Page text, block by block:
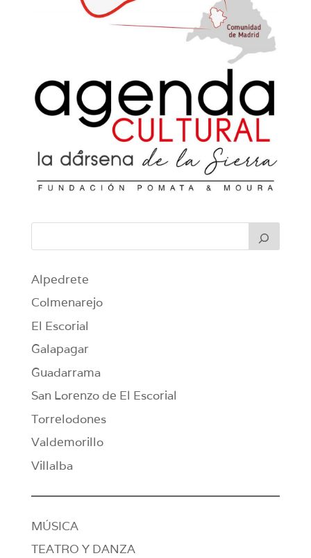
Alpedrete
Colmenarejo
El Escorial
Galapagar
Guadarrama
San Lorenzo de El Escorial
Torrelodones
Valdemorillo
Villalba
MÚSICA
TEATRO Y DANZA